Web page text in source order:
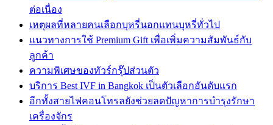
ต่อเนื่อง
เหตุผลที่หลายคนเลือกบุหรี่นอกแทนบุหรี่ทั่วไป
แนวทางการใช้ Premium Gift เพื่อเพิ่มความสัมพันธ์กับ
ลูกค้า
ความพิเศษของทัวร์กรุ๊ปส่วนตัว
บริการ Best IVF in Bangkok เป็นตัวเลือกอันดับแรก
อีกทั้งสายไฟคอนโทรลยังช่วยลดปัญหาการบำรุงรักษา
เครื่องจักร